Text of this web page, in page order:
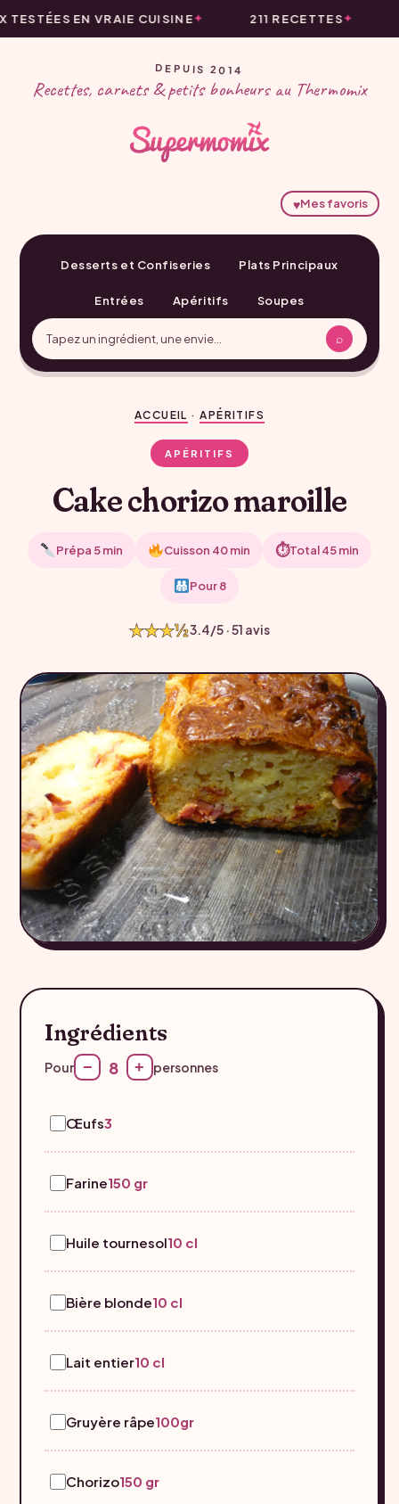
EN VRAIE CUISINE 211 RECETTES
DEPUIS 2014
Recettes, carnets & petits bonheurs au Thermomix
♥Mes favoris
Desserts et Confiseries Plats Principaux
Entrées Apéritifs Soupes
⌕
ACCUEIL ·APÉRITIFS
APÉRITIFS
Cake chorizo maroille
Prépa 5 min Cuisson 40 min ⏱Total 45 min
Pour 8
★★★½3.4/5 · 51 avis
Ingrédients
Pour − 8 + personnes
Œufs3
Farine150 gr
Huile tournesol10 cl
Bière blonde10 cl
Lait entier10 cl
Gruyère râpe100gr
Chorizo150 gr